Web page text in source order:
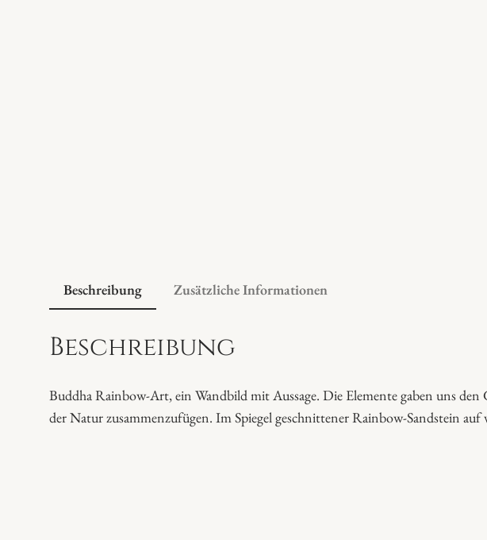
Beschreibung Zusätzliche Informationen
Beschreibung
Buddha Rainbow-Art, ein Wandbild mit Aussage. Die Elemente gaben uns
der Natur zusammenzufügen. Im Spiegel geschnittener Rainbow-Sandstein